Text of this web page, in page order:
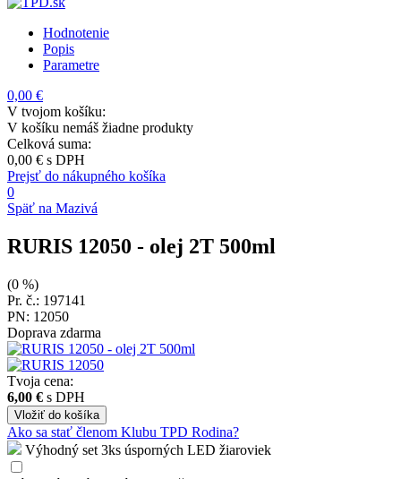
Hodnotenie
Popis
Parametre
0,00 €
V tvojom košíku:
V košíku nemáš žiadne produkty
Celková suma:
0,00 € s DPH
Prejsť do nákupného košíka
0
Späť na Mazivá
RURIS 12050 - olej 2T 500ml
(0 %)
Pr. č.: 197141
PN: 12050
Doprava zdarma
Tvoja cena:
6,00 € s DPH
Vložiť do košíka
Ako sa stať členom Klubu TPD Rodina?
Výhodný set 3ks úsporných LED žiaroviek